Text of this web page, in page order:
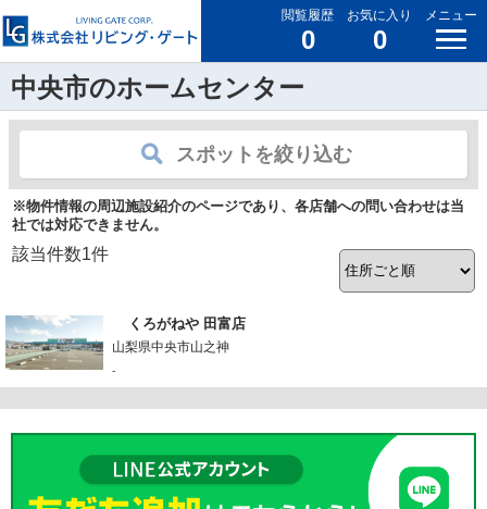
閲覧履歴
0
お気に入り
0
メニュー
中央市のホームセンター
スポットを絞り込む
※物件情報の周辺施設紹介のページであり、各店舗への問い合わせは当
社では対応できません。
該当件数1件
くろがねや 田富店
山梨県中央市山之神
-